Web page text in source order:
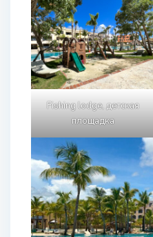
Fishing lodge, детская
площадка